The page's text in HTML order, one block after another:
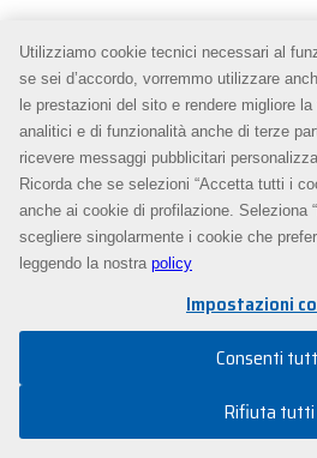
Utilizziamo cookie tecnici necessari al
se sei d’accordo, vorremmo utilizzare
le prestazioni del sito e rendere migliore
analitici e di funzionalità anche di terze
ricevere messaggi pubblicitari
Ricorda che se selezioni “Accetta tutti i
anche ai cookie di profilazione. Seleziona
scegliere singolarmente i cookie che
leggendo la nostra policy
Impostazioni
Consenti
Rifiuta tutti